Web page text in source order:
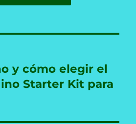
y cómo elegir el
Starter Kit para